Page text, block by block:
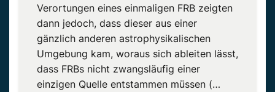
Verortungen eines einmaligen FRB zeigten
dann jedoch, dass dieser aus einer
gänzlich anderen astrophysikalischen
Umgebung kam, woraus sich ableiten lässt,
dass FRBs nicht zwangsläufig einer
einzigen Quelle entstammen müssen (…